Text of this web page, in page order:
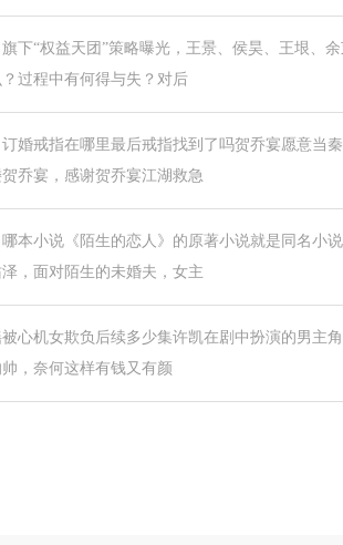
下“权益天团”策略曝光，王景、侯昊、王垠、
过程中有何得与失？对后
订婚戒指在哪里最后戒指找到了吗贺乔宴愿意当
乔宴，感谢贺乔宴江湖救急
哪本小说《陌生的恋人》的原著小说就是同名小
，面对陌生的未婚夫，女主
被心机女欺负后续多少集许凯在剧中扮演的男主
，奈何这样有钱又有颜